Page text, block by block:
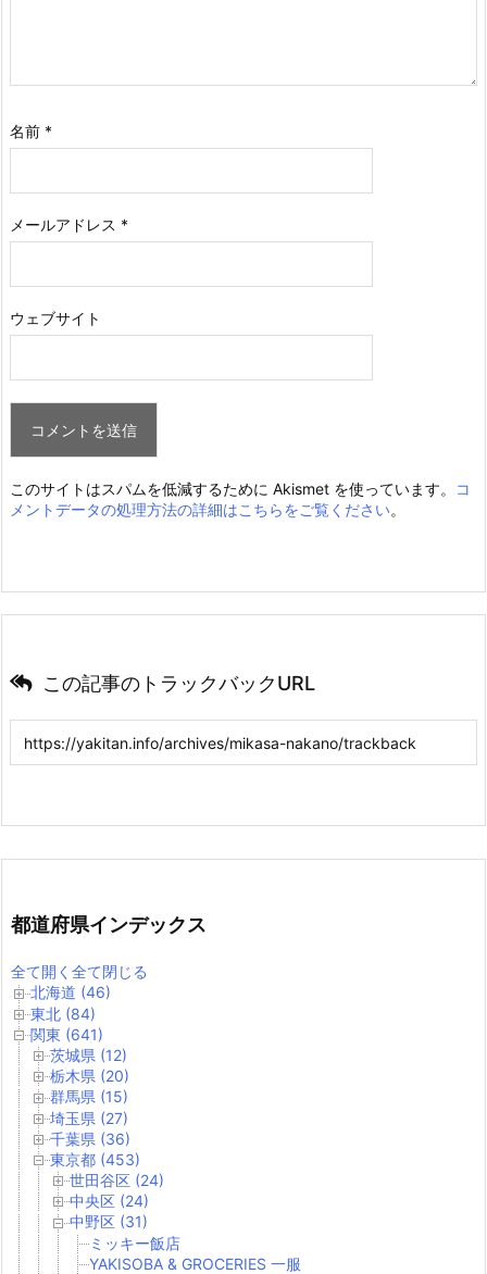
名前 *
メールアドレス *
ウェブサイト
このサイトはスパムを低減するために Akismet を使っています。
コ
メントデータの処理方法の詳細はこちらをご覧ください。
この記事のトラックバックURL
都道府県インデックス
全て開く 全て閉じる
北海道 (46)
東北 (84)
関東 (641)
茨城県 (12)
栃木県 (20)
群馬県 (15)
埼玉県 (27)
千葉県 (36)
東京都 (453)
世田谷区 (24)
中央区 (24)
中野区 (31)
ミッキー飯店
YAKISOBA & GROCERIES 一服